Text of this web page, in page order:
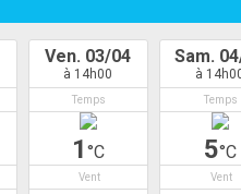
Ven. 03/04
à 14h00
Temps
1 °C
Vent
Sam.
à
Temps
5°C
Vent